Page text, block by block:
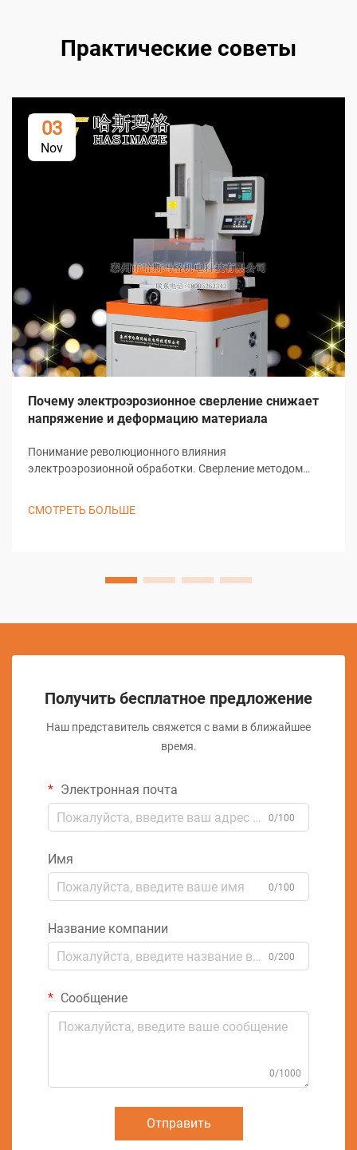
Практические советы
03
Nov
Почему электроэрозионное сверление снижает
напряжение и деформацию материала
Понимание революционного влияния
электроэрозионной обработки. Сверление методом
СМОТРЕТЬ БОЛЬШЕ
Получить бесплатное предложение
Наш представитель свяжется с вами в ближайшее
время.
Электронная почта
0/100
Имя
0/100
Название компании
0/200
Сообщение
0/1000
Отправить